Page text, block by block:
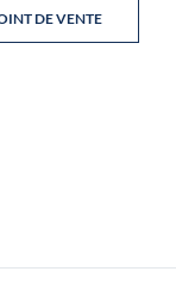
DE VENTE